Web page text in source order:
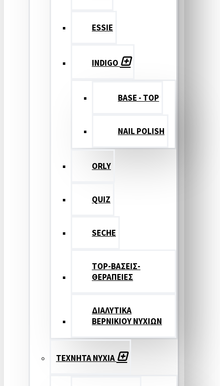
ESSIE
INDIGO
BASE - TOP
NAIL POLISH
ORLY
QUIZ
SECHE
TOP-ΒΑΣΕΙΣ-
ΘΕΡΑΠΕΙΕΣ
ΔΙΑΛΥΤΙΚΑ
ΒΕΡΝΙΚΙΟΥ ΝΥΧΙΩΝ
ΤΕΧΝΗΤΑ ΝΥΧΙΑ